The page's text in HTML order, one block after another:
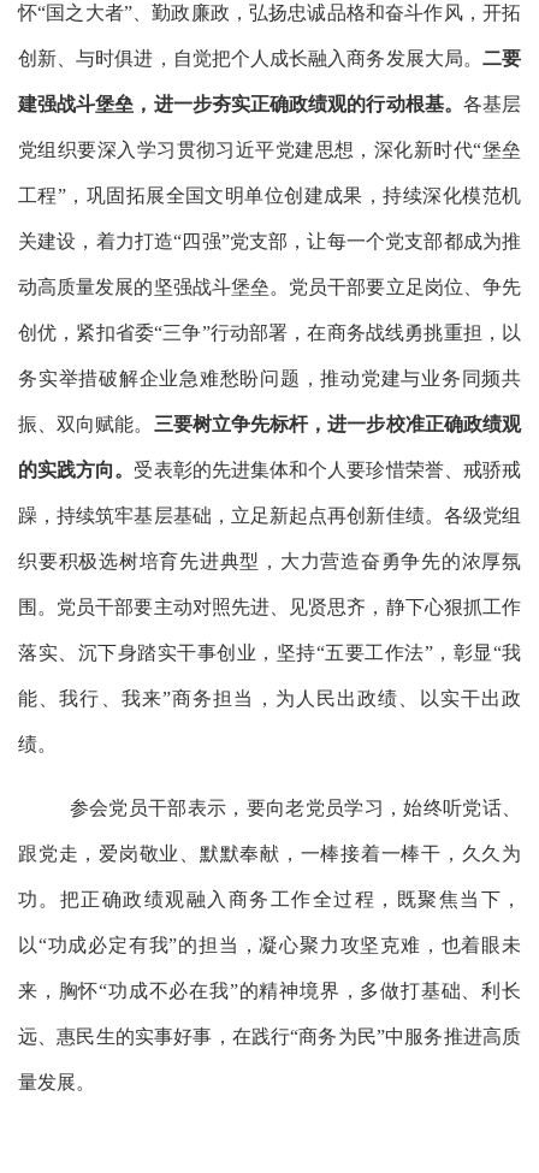
怀“国之大者”、勤政廉政，弘扬忠诚品格和奋斗作风，开拓
创新、与时俱进，自觉把个人成长融入商务发展大局。 二要
建强战斗堡垒，进一步夯实正确政绩观的行动根基。 各基层
党组织要深入学习贯彻习近平党建思想，深化新时代“堡垒
工程”，巩固拓展全国文明单位创建成果，持续深化模范机
关建设，着力打造“四强”党支部，让每一个党支部都成为推
动高质量发展的坚强战斗堡垒。党员干部要立足岗位、争先
创优，紧扣省委“三争”行动部署，在商务战线勇挑重担，以
务实举措破解企业急难愁盼问题，推动党建与业务同频共
振、双向赋能。 三要树立争先标杆，进一步校准正确政绩观
的实践方向。 受表彰的先进集体和个人要珍惜荣誉、戒骄戒
躁，持续筑牢基层基础，立足新起点再创新佳绩。各级党组
织要积极选树培育先进典型，大力营造奋勇争先的浓厚氛
围。党员干部要主动对照先进、见贤思齐，静下心狠抓工作
落实、沉下身踏实干事创业，坚持“五要工作法”，彰显“我
能、我行、我来”商务担当，为人民出政绩、以实干出政
绩。
参会党员干部表示，要向老党员学习，始终听党话、
跟党走，爱岗敬业、默默奉献，一棒接着一棒干，久久为
功。把正确政绩观融入商务工作全过程，既聚焦当下，
以“功成必定有我”的担当，凝心聚力攻坚克难，也着眼未
来，胸怀“功成不必在我”的精神境界，多做打基础、利长
远、惠民生的实事好事，在践行“商务为民”中服务推进高质
量发展。